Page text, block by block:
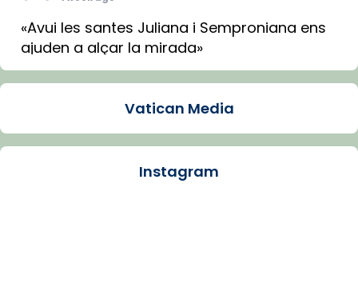
«Avui les santes Juliana i Semproniana ens
ajuden a alçar la mirada»
Mons. Sergi Gordo, bisbe de Tortosa, ha
Santes de Mataró.
🔗tinyurl.com/cvu5jmbk
Vatican Media
Instagram